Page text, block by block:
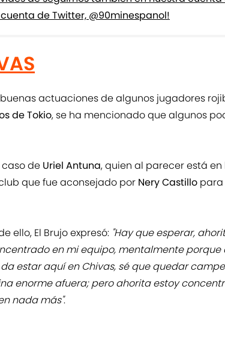
de Twitter, @90minespanol!
actuaciones de algunos jugadores
de Tokio, se ha mencionado que algunos
caso de Uriel Antuna, quien al parecer está
que fue aconsejado por Nery Castillo
ello, El Brujo expresó: "Hay que esperar,
en mi equipo, mentalmente porque
estar aquí en Chivas, sé que quedar
enorme afuera; pero ahorita estoy
nada más".